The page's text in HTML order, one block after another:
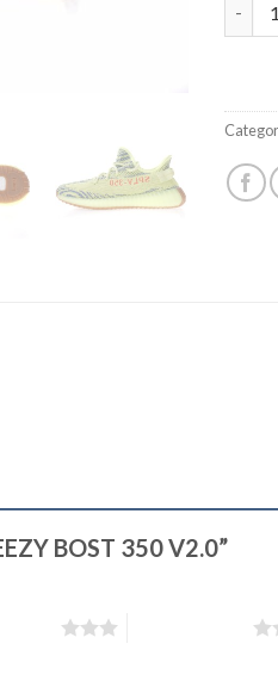
BOST 350 V2.0”